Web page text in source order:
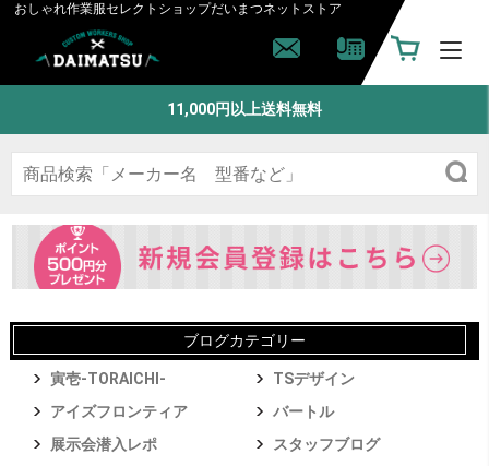
おしゃれ作業服セレクトショップだいまつネットストア
11,000円以上送料無料
ブログカテゴリー
寅壱-TORAICHI-
TSデザイン
アイズフロンティア
バートル
展示会潜入レポ
スタッフブログ